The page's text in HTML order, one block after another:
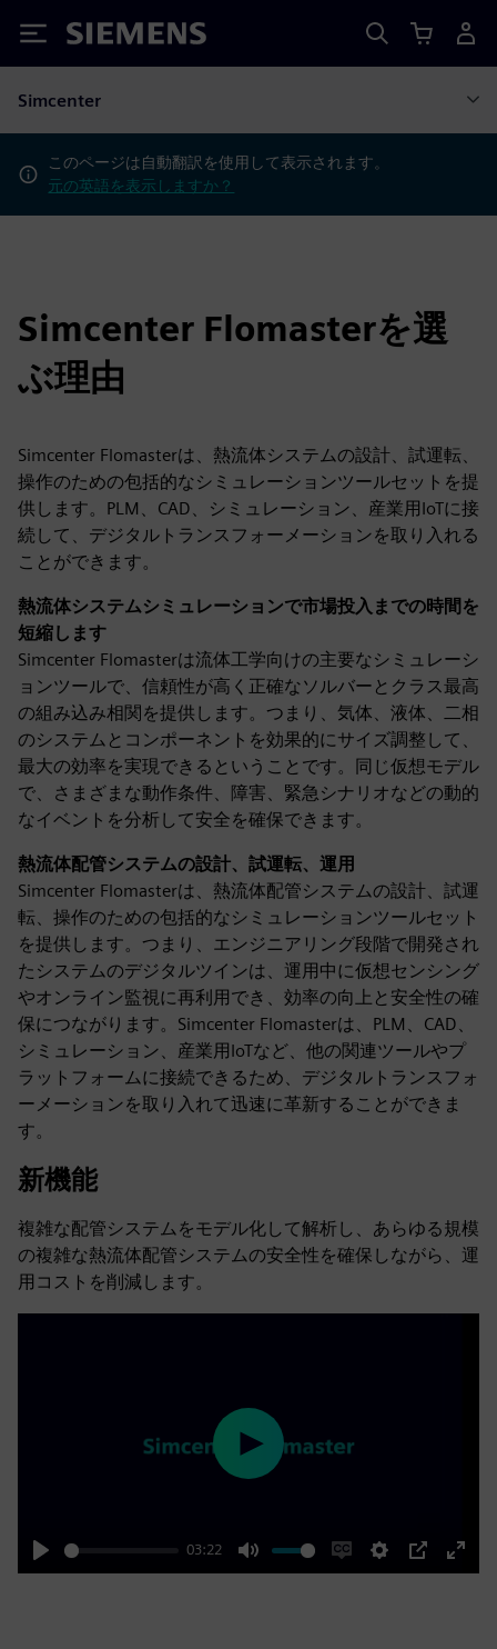
Siemens
Simcenter
このページは自動翻訳を使用して表示されます。
元の英語を表示しますか？
Simcenter Flomasterを選
ぶ理由
Simcenter Flomasterは、熱流体システムの設計、試運転、
操作のための包括的なシミュレーションツールセットを提
供します。PLM、CAD、シミュレーション、産業用IoTに接
続して、デジタルトランスフォーメーションを取り入れる
ことができます。
熱流体システムシミュレーションで市場投入までの時間を
短縮します
Simcenter Flomasterは流体工学向けの主要なシミュレーシ
ョンツールで、信頼性が高く正確なソルバーとクラス最高
の組み込み相関を提供します。つまり、気体、液体、二相
のシステムとコンポーネントを効果的にサイズ調整して、
最大の効率を実現できるということです。同じ仮想モデル
で、さまざまな動作条件、障害、緊急シナリオなどの動的
なイベントを分析して安全を確保できます。
熱流体配管システムの設計、試運転、運用
Simcenter Flomasterは、熱流体配管システムの設計、試運
転、操作のための包括的なシミュレーションツールセット
を提供します。つまり、エンジニアリング段階で開発され
たシステムのデジタルツインは、運用中に仮想センシング
やオンライン監視に再利用でき、効率の向上と安全性の確
保につながります。Simcenter Flomasterは、PLM、CAD、
シミュレーション、産業用IoTなど、他の関連ツールやプ
ラットフォームに接続できるため、デジタルトランスフォ
ーメーションを取り入れて迅速に革新することができま
す。
新機能
複雑な配管システムをモデル化して解析し、あらゆる規模
の複雑な熱流体配管システムの安全性を確保しながら、運
用コストを削減します。
Play
03:22
Mute
EnableSettings
PIP
Enter
Play